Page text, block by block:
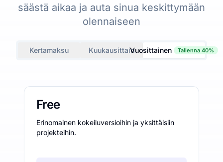
säästä aikaa ja auta sinua keskittymään
olennaiseen
Kertamaksu KuukausittainVuosittainen Tallenna 40%
Free
Erinomainen kokeiluversioihin ja yksittäisiin
projekteihin.